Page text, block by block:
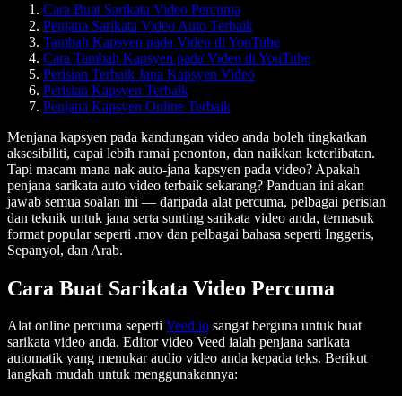
Cara Buat Sarikata Video Percuma
Penjana Sarikata Video Auto Terbaik
Tambah Kapsyen pada Video di YouTube
Cara Tambah Kapsyen pada Video di YouTube
Perisian Terbaik Jana Kapsyen Video
Perisian Kapsyen Terbaik
Penjana Kapsyen Online Terbaik
Menjana kapsyen pada kandungan video anda boleh tingkatkan
aksesibiliti, capai lebih ramai penonton, dan naikkan keterlibatan.
Tapi macam mana nak auto-jana kapsyen pada video? Apakah
penjana sarikata auto video terbaik sekarang? Panduan ini akan
jawab semua soalan ini — daripada alat percuma, pelbagai perisian
dan teknik untuk jana serta sunting sarikata video anda, termasuk
format popular seperti .mov dan pelbagai bahasa seperti Inggeris,
Sepanyol, dan Arab.
Cara Buat Sarikata Video Percuma
Alat online percuma seperti Veed.io sangat berguna untuk buat
sarikata video anda. Editor video Veed ialah penjana sarikata
automatik yang menukar audio video anda kepada teks. Berikut
langkah mudah untuk menggunakannya: